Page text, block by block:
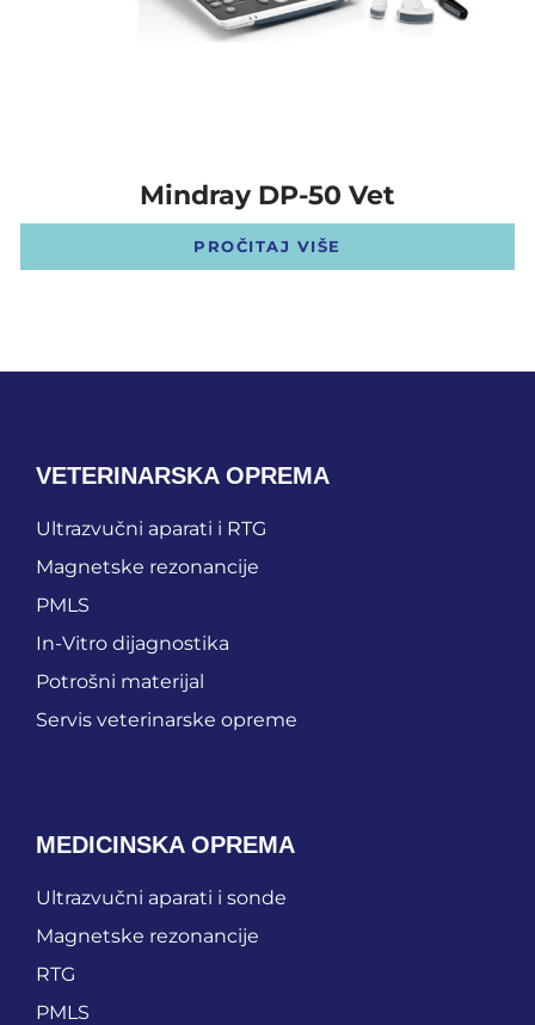
Mindray DP-50 Vet
PROČITAJ VIŠE
VETERINARSKA OPREMA
Ultrazvučni aparati i RTG
Magnetske rezonancije
PMLS
In-Vitro dijagnostika
Potrošni materijal
Servis veterinarske opreme
MEDICINSKA OPREMA
Ultrazvučni aparati i sonde
Magnetske rezonancije
RTG
PMLS